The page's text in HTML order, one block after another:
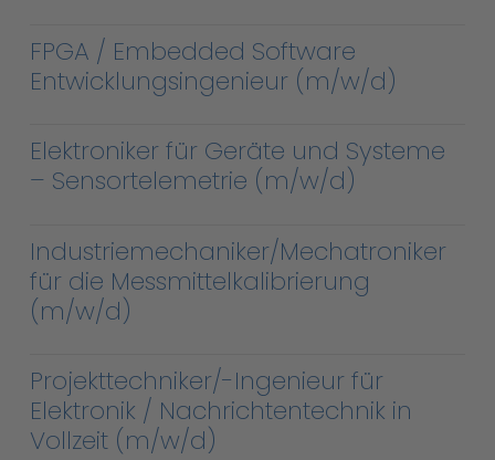
FPGA / Embedded Software
Entwicklungsingenieur (m/w/d)
Elektroniker für Geräte und Systeme
– Sensortelemetrie (m/w/d)
Industriemechaniker/Mechatroniker
für die Messmittelkalibrierung
(m/w/d)
Projekttechniker/-Ingenieur für
Elektronik / Nachrichtentechnik in
Vollzeit (m/w/d)